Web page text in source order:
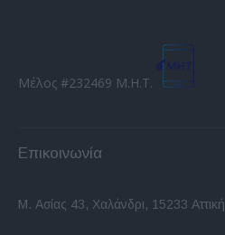
Μέλος #232469 Μ.Η.Τ.
Επικοινωνία
Μ. Ασίας 43, Χαλάνδρι, 15233 Αττική